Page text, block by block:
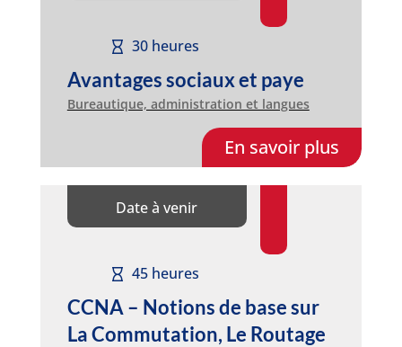
30 heures
Avantages sociaux et paye
Bureautique, administration et langues
En savoir plus
Date à venir
45 heures
CCNA – Notions de base sur
La Commutation, Le Routage